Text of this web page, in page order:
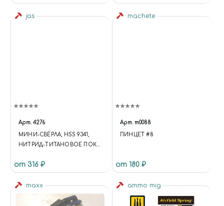
jas
Арт. 4276
МИНИ-СВЁРЛА, HSS 9341,
НИТРИД-ТИТАНОВОЕ ПОКР,
от 316 ₽
machete
Арт. m0088
ПИНЦЕТ #8
от 180 ₽
maxx ammo mig